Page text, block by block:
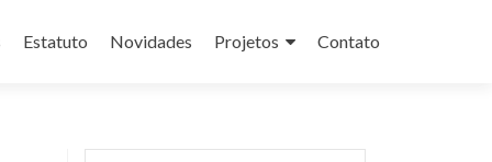
Estatuto Novidades Projetos Contato